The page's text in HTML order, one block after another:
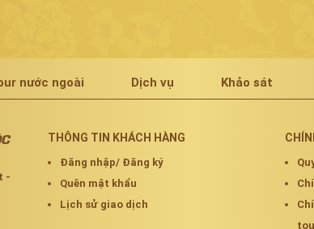
nước ngoài Dịch vụ Khảo sát
-
THÔNG TIN KHÁCH HÀNG
Đăng nhập/ Đăng ký
Quên mật khẩu
Lịch sử giao dịch